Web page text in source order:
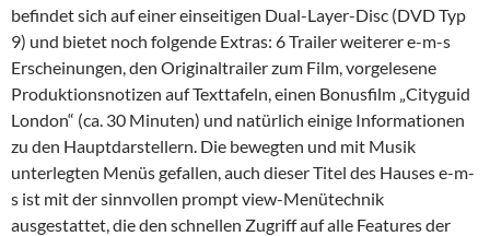
befindet sich auf einer einseitigen Dual-Layer-Disc (DVD Typ
9) und bietet noch folgende Extras: 6 Trailer weiterer e-m-s
Erscheinungen, den Originaltrailer zum Film, vorgelesene
Produktionsnotizen auf Texttafeln, einen Bonusfilm „Cityguid
London“ (ca. 30 Minuten) und natürlich einige Informationen
zu den Hauptdarstellern. Die bewegten und mit Musik
unterlegten Menüs gefallen, auch dieser Titel des Hauses e-m-
s ist mit der sinnvollen prompt view-Menütechnik
ausgestattet, die den schnellen Zugriff auf alle Features der